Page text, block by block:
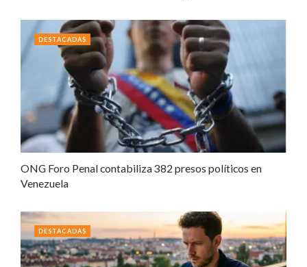
ONG Foro Penal contabiliza 382 presos políticos en
Venezuela
DESTACADAS
DESTACADAS